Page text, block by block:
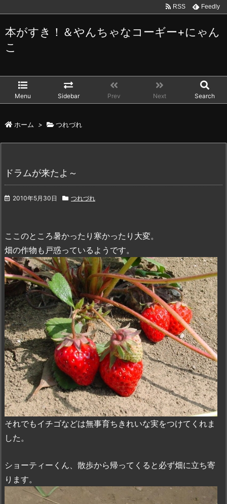
本がすき！＆やんちゃなコーギー+にゃん
こ
Menu Sidebar Prev Next Search
RSS Feedly
ホーム > つれづれ
ドラムが来たよ～
2010年5月30日 つれづれ
ここのところ暑かったり寒かったり大変。
畑の作物も戸惑っているようです。
それでもイチゴなどは無事育ちきれいな実をつけてくれま
した。
ショーティーくん、散歩から帰ってくると必ず畑に立ち寄
ります。